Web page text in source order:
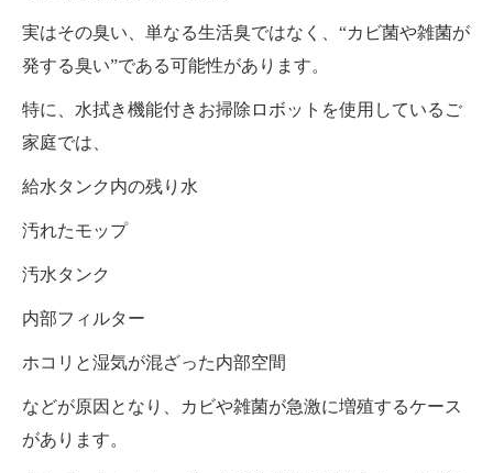
実はその臭い、単なる生活臭ではなく、“カビ菌や雑菌が
発する臭い”である可能性があります。
特に、水拭き機能付きお掃除ロボットを使用しているご
家庭では、
給水タンク内の残り水
汚れたモップ
汚水タンク
内部フィルター
ホコリと湿気が混ざった内部空間
などが原因となり、カビや雑菌が急激に増殖するケース
があります。